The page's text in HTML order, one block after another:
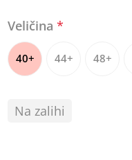
Veličina*
40+ 44+ 48+
Na zalihi